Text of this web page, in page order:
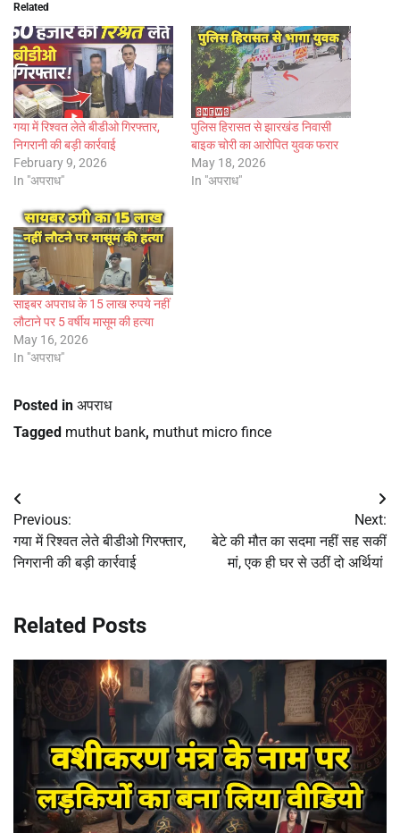
Related
गया में रिश्वत लेते बीडीओ गिरफ्तार,
निगरानी की बड़ी कार्रवाई
February 9, 2026
In "अपराध"
पुलिस हिरासत से झारखंड निवासी
बाइक चोरी का आरोपित युवक फरार
May 18, 2026
In "अपराध"
साइबर अपराध के 15 लाख रुपये नहीं
लौटाने पर 5 वर्षीय मासूम की हत्या
May 16, 2026
In "अपराध"
Posted in अपराध
Tagged muthut bank, muthut micro fince
Post
navigation
Previous:
गया में रिश्वत लेते बीडीओ गिरफ्तार,
निगरानी की बड़ी कार्रवाई
Next:
बेटे की मौत का सदमा नहीं सह सकीं
मां, एक ही घर से उठीं दो अर्थियां
Related Posts